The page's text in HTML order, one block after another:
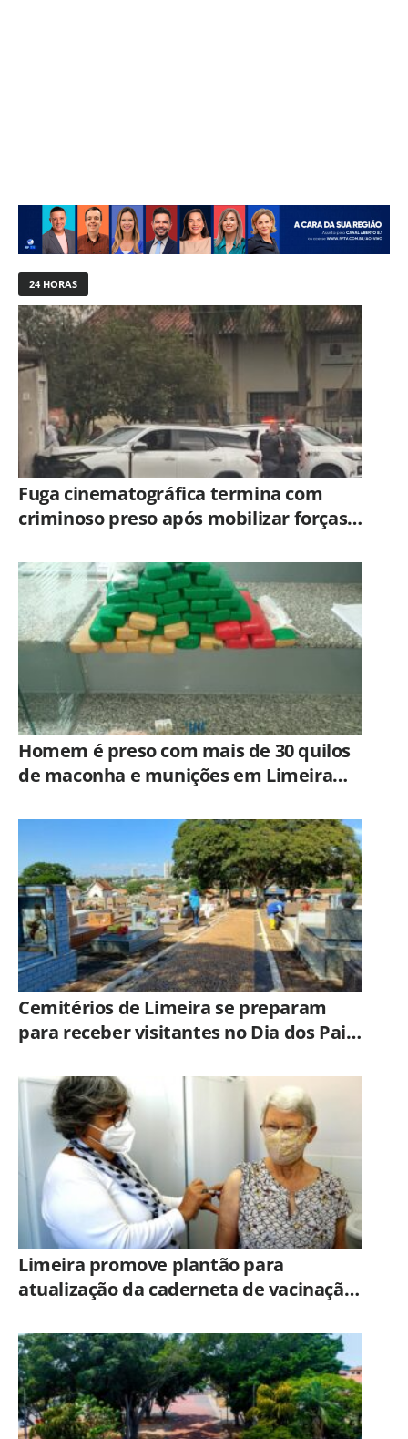
24 HORAS
Fuga cinematográfica termina com
criminoso preso após mobilizar forças
Homem é preso com mais de 30 quilos
de maconha e munições em Limeira
Cemitérios de Limeira se preparam
para receber visitantes no Dia dos Pais;
Limeira promove plantão para
atualização da caderneta de vacinação